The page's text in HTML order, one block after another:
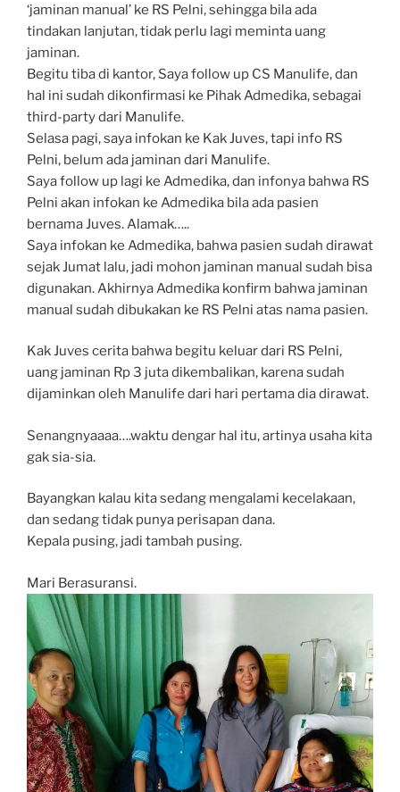
‘jaminan manual’ ke RS Pelni, sehingga bila ada
tindakan lanjutan, tidak perlu lagi meminta uang
jaminan.
Begitu tiba di kantor, Saya follow up CS Manulife, dan
hal ini sudah dikonfirmasi ke Pihak Admedika, sebagai
third-party dari Manulife.
Selasa pagi, saya infokan ke Kak Juves, tapi info RS
Pelni, belum ada jaminan dari Manulife.
Saya follow up lagi ke Admedika, dan infonya bahwa RS
Pelni akan infokan ke Admedika bila ada pasien
bernama Juves. Alamak…..
Saya infokan ke Admedika, bahwa pasien sudah dirawat
sejak Jumat lalu, jadi mohon jaminan manual sudah bisa
digunakan. Akhirnya Admedika konfirm bahwa jaminan
manual sudah dibukakan ke RS Pelni atas nama pasien.
Kak Juves cerita bahwa begitu keluar dari RS Pelni,
uang jaminan Rp 3 juta dikembalikan, karena sudah
dijaminkan oleh Manulife dari hari pertama dia dirawat.
Senangnyaaaa….waktu dengar hal itu, artinya usaha kita
gak sia-sia.
Bayangkan kalau kita sedang mengalami kecelakaan,
dan sedang tidak punya perisapan dana.
Kepala pusing, jadi tambah pusing.
Mari Berasuransi.